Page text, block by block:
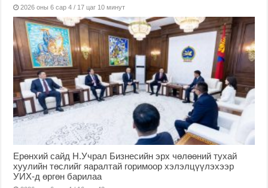
2026 оны 6 сар 4 / 17 цаг 10 минут
Ерөнхий сайд Н.Учрал Бизнесийн эрх чөлөөний тухай
хуулийн төслийг яаралтай горимоор хэлэлцүүлэхээр
УИХ-д өргөн барилаа